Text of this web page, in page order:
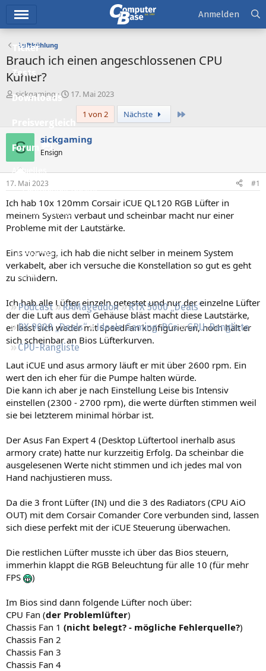
Ticker
Tests
Downloads
Forum
Aktuelles
Empfohlene Inhalte
Neue Beiträge
Neueste Aktivitäten
Leserartikel
Regeln
Podcast RAMageddon
RTX 5000 „Deals“
RX 9000 „Deals“
Ideale Gaming-PCs
GPU-Rangliste
CPU-Rangliste
Anmelden
Luftkühlung
Brauch ich einen angeschlossenen CPU
Kühler?
E
t
e
l
e
sickgaming
E
t
e
m
17. Mai 2023
1 von 2
Nächste
S sickgaming
Ensign
17. Mai 2023 #1
Ich hab 10x 120mm Corsair iCUE QL120 RGB Lüfter in
meinem System verbaut und scheinbar macht nur einer
Probleme mit der Lautstärke.
Eins vorweg, ich hab die nicht selber in meinem System
verkabelt, aber ich versuche die Konstellation so gut es geht
zu schildern.
Ich hab alle Lüfter einzeln getestet und nur der einzelne Lüfter
der die Luft aus dem Gehäuse bläst macht diese Lautstärke,
er lässt sich weder mit SpeedFan konfigurieren, noch hält er
sich scheinbar an Bios Lüfterkurven.
Laut iCUE und asus armory läuft er mit über 2600 rpm. Ein
wert den ich eher für die Pumpe halten würde.
Die kann ich aber je nach Einstellung Leise bis Intensiv
einstellen (2300 - 2700 rpm), die werte dürften stimmen weil
sie bei letzterem minimal hörbar ist.
Der Asus Fan Expert 4 (Desktop Lüftertool inerhalb asus
armory crate) hatte nur kurzzeitig Erfolg. Da scheinbar die
ausgelesenen Werte nicht stimmen und ich jedes mal von
Hand nachjustieren muss.
Da die 3 front Lüfter (IN) und die 3 des Radiators (CPU AiO
OUT) mit dem Corsair Comander Core verbunden sind, lassen
sich diese perfekt mit der iCUE Steuerung überwachen.
Die restlichen Lüfter musste ich über das Bios steuern,
immerhin klappt die RGB Beleuchtung für alle 10 (für mehr
FPS
)
Im Bios sind dann folgende Lüfter noch über:
CPU Fan (der Problemlüfter)
Chassis Fan 1 (nicht belegt? - mögliche Fehlerquelle?)
Chassis Fan 2
Chassis Fan 3
Chassis Fan 4